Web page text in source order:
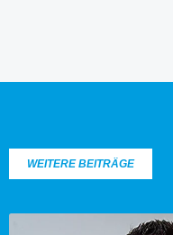
WEITERE BEITRÄGE